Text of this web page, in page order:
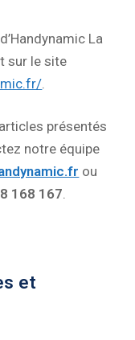
La
sur le site
présentés
notre équipe
ou
168 167
et